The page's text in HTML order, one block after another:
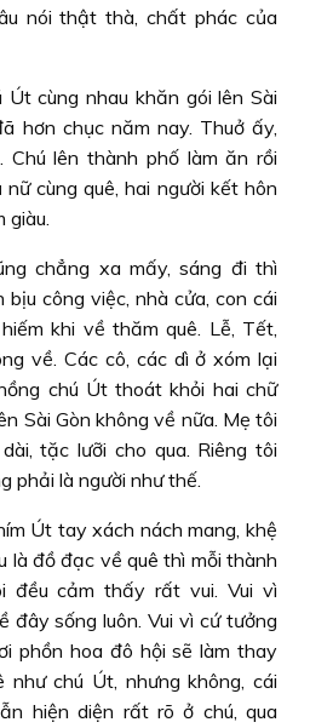
nói thật thà, chất phác của
cùng nhau khăn gói lên Sài
hơn chục năm nay. Thuở ấy,
Chú lên thành phố làm ăn rồi
cùng quê, hai người kết hôn
giàu.
chẳng xa mấy, sáng đi thì
công việc, nhà cửa, con cái
khi về thăm quê. Lễ, Tết,
về. Các cô, các dì ở xóm lại
chú Út thoát khỏi hai chữ
Sài Gòn không về nữa. Mẹ tôi
tặc lưỡi cho qua. Riêng tôi
phải là người như thế.
Út tay xách nách mang, khệ
là đồ đạc về quê thì mỗi thành
đều cảm thấy rất vui. Vui vì
đây sống luôn. Vui vì cứ tưởng
phồn hoa đô hội sẽ làm thay
như chú Út, nhưng không, cái
hiện diện rất rõ ở chú, qua